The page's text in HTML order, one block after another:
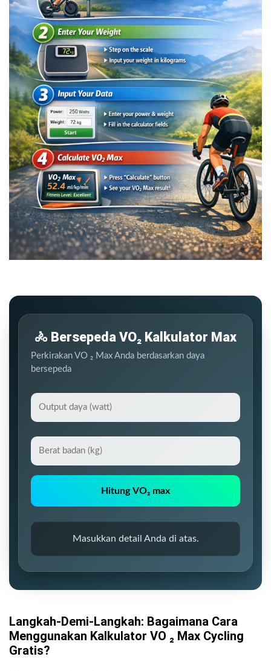
🚴 Bersepeda VO₂ Kalkulator Max
Perkirakan VO ₂ Max Anda berdasarkan daya
bersepeda
O
p
a
t
)
B
a
t
n
(
g
)
Hitung VO₂ max
Masukkan detail Anda di atas.
Langkah-Demi-Langkah: Bagaimana Cara
Menggunakan Kalkulator VO ₂ Max Cycling
Gratis?